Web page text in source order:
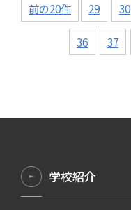
前の20件 29 30
36 37
学校紹介